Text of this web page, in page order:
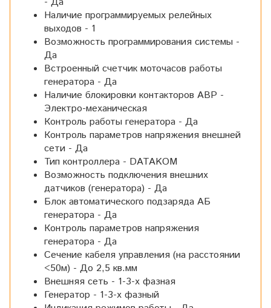
Наличие программируемых релейных
выходов - 1
Возможность программирования системы -
Да
Встроенный счетчик моточасов работы
генератора - Да
Наличие блокировки контакторов АВР -
Электро-механическая
Контроль работы генератора - Да
Контроль параметров напряжения внешней
сети - Да
Тип контроллера - DATAKOM
Возможность подключения внешних
датчиков (генератора) - Да
Блок автоматического подзаряда АБ
генератора - Да
Контроль параметров напряжения
генератора - Да
Сечение кабеля управления (на расстоянии
<50м) - До 2,5 кв.мм
Внешняя сеть - 1-3-х фазная
Генератор - 1-3-х фазный